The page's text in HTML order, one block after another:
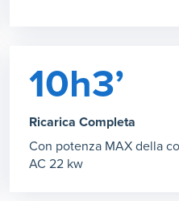
10h3’
Ricarica Completa
Con potenza MAX della
AC 22 kw